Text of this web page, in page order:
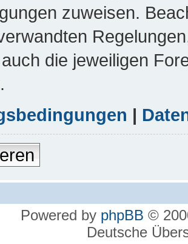
zuweisen.
die jeweiligen
|
Powered by phpBB ©
Deutsche